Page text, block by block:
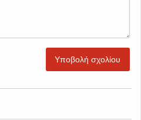
Υποβολή σχολίου